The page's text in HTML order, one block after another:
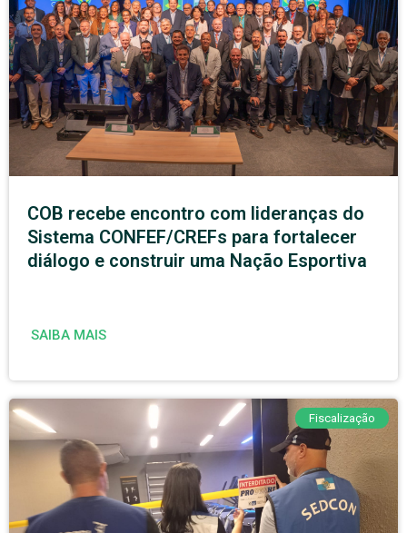
COB recebe encontro com lideranças do
Sistema CONFEF/CREFs para fortalecer
diálogo e construir uma Nação Esportiva
SAIBA MAIS
Fiscalização